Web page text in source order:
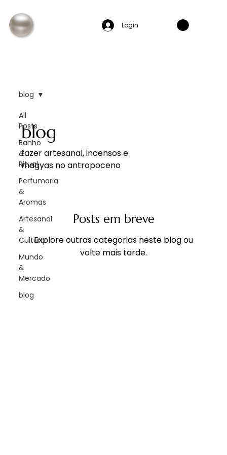
Login
All
Posts
Banho
&
Ritual
Perfumaria
&
Aromas
Artesanal
&
Cultura
Mundo
&
Mercado
blog
blog
blog
fazer artesanal, incensos e
magyas no antropoceno
Posts em breve
Explore outras categorias neste blog ou
volte mais tarde.